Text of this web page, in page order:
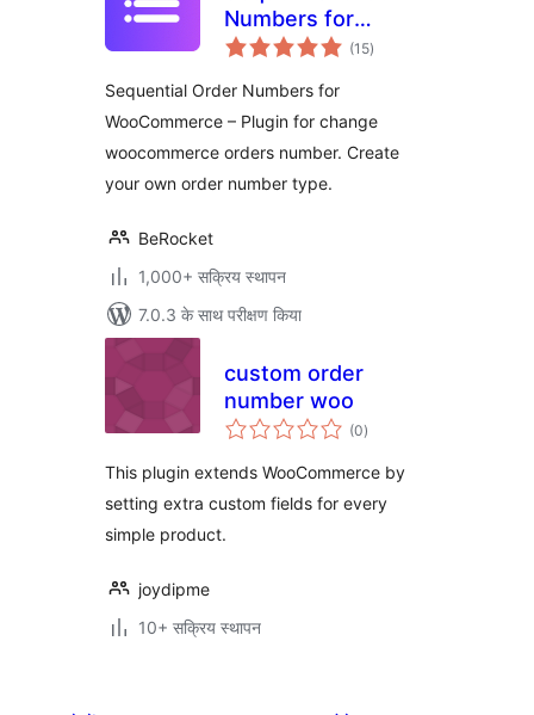
Numbers for
WooCommerce
(15कुल
दर)
Sequential Order Numbers for
WooCommerce – Plugin for change
woocommerce orders number. Create
your own order number type.
BeRocket
1,000+ सक्रिय स्थापन
7.0.3 के साथ परीक्षण किया
custom order
number woo
(0कुल
दर)
This plugin extends WooCommerce by
setting extra custom fields for every
simple product.
joydipme
10+ सक्रिय स्थापन